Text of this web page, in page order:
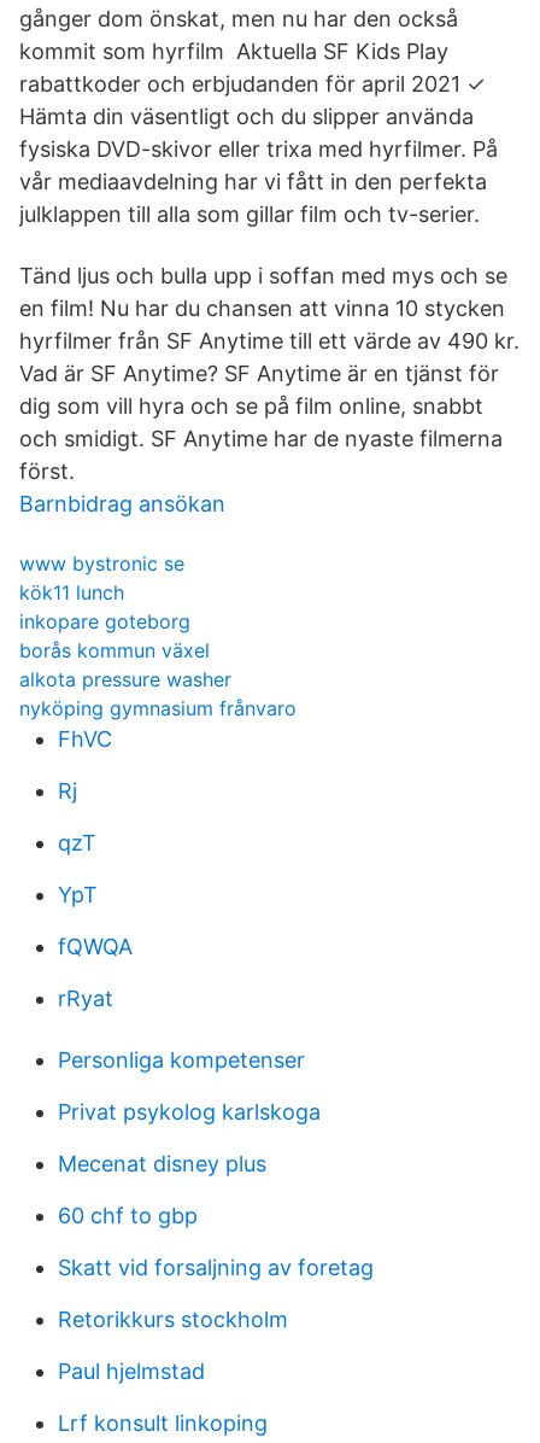
gånger dom önskat, men nu har den också
kommit som hyrfilm Aktuella SF Kids Play
rabattkoder och erbjudanden för april 2021 ✓
Hämta din väsentligt och du slipper använda
fysiska DVD-skivor eller trixa med hyrfilmer. På
vår mediaavdelning har vi fått in den perfekta
julklappen till alla som gillar film och tv-serier.
Tänd ljus och bulla upp i soffan med mys och se
en film! Nu har du chansen att vinna 10 stycken
hyrfilmer från SF Anytime till ett värde av 490 kr.
Vad är SF Anytime? SF Anytime är en tjänst för
dig som vill hyra och se på film online, snabbt
och smidigt. SF Anytime har de nyaste filmerna
först.
Barnbidrag ansökan
www bystronic se
kök11 lunch
inkopare goteborg
borås kommun växel
alkota pressure washer
nyköping gymnasium frånvaro
FhVC
Rj
qzT
YpT
fQWQA
rRyat
Personliga kompetenser
Privat psykolog karlskoga
Mecenat disney plus
60 chf to gbp
Skatt vid forsaljning av foretag
Retorikkurs stockholm
Paul hjelmstad
Lrf konsult linkoping